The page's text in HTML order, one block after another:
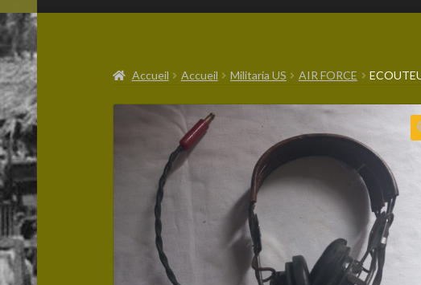
Accueil Accueil Militaria US AIR FORCE